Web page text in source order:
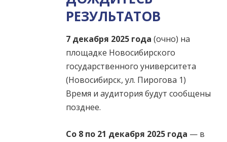
РЕЗУЛЬТАТОВ
7 декабря 2025 года (очно) на
площадке Новосибирского
государственного университета
(Новосибирск, ул. Пирогова 1)
Время и аудитория будут сообщены
позднее.
Со 8 по 21 декабря 2025 года — в